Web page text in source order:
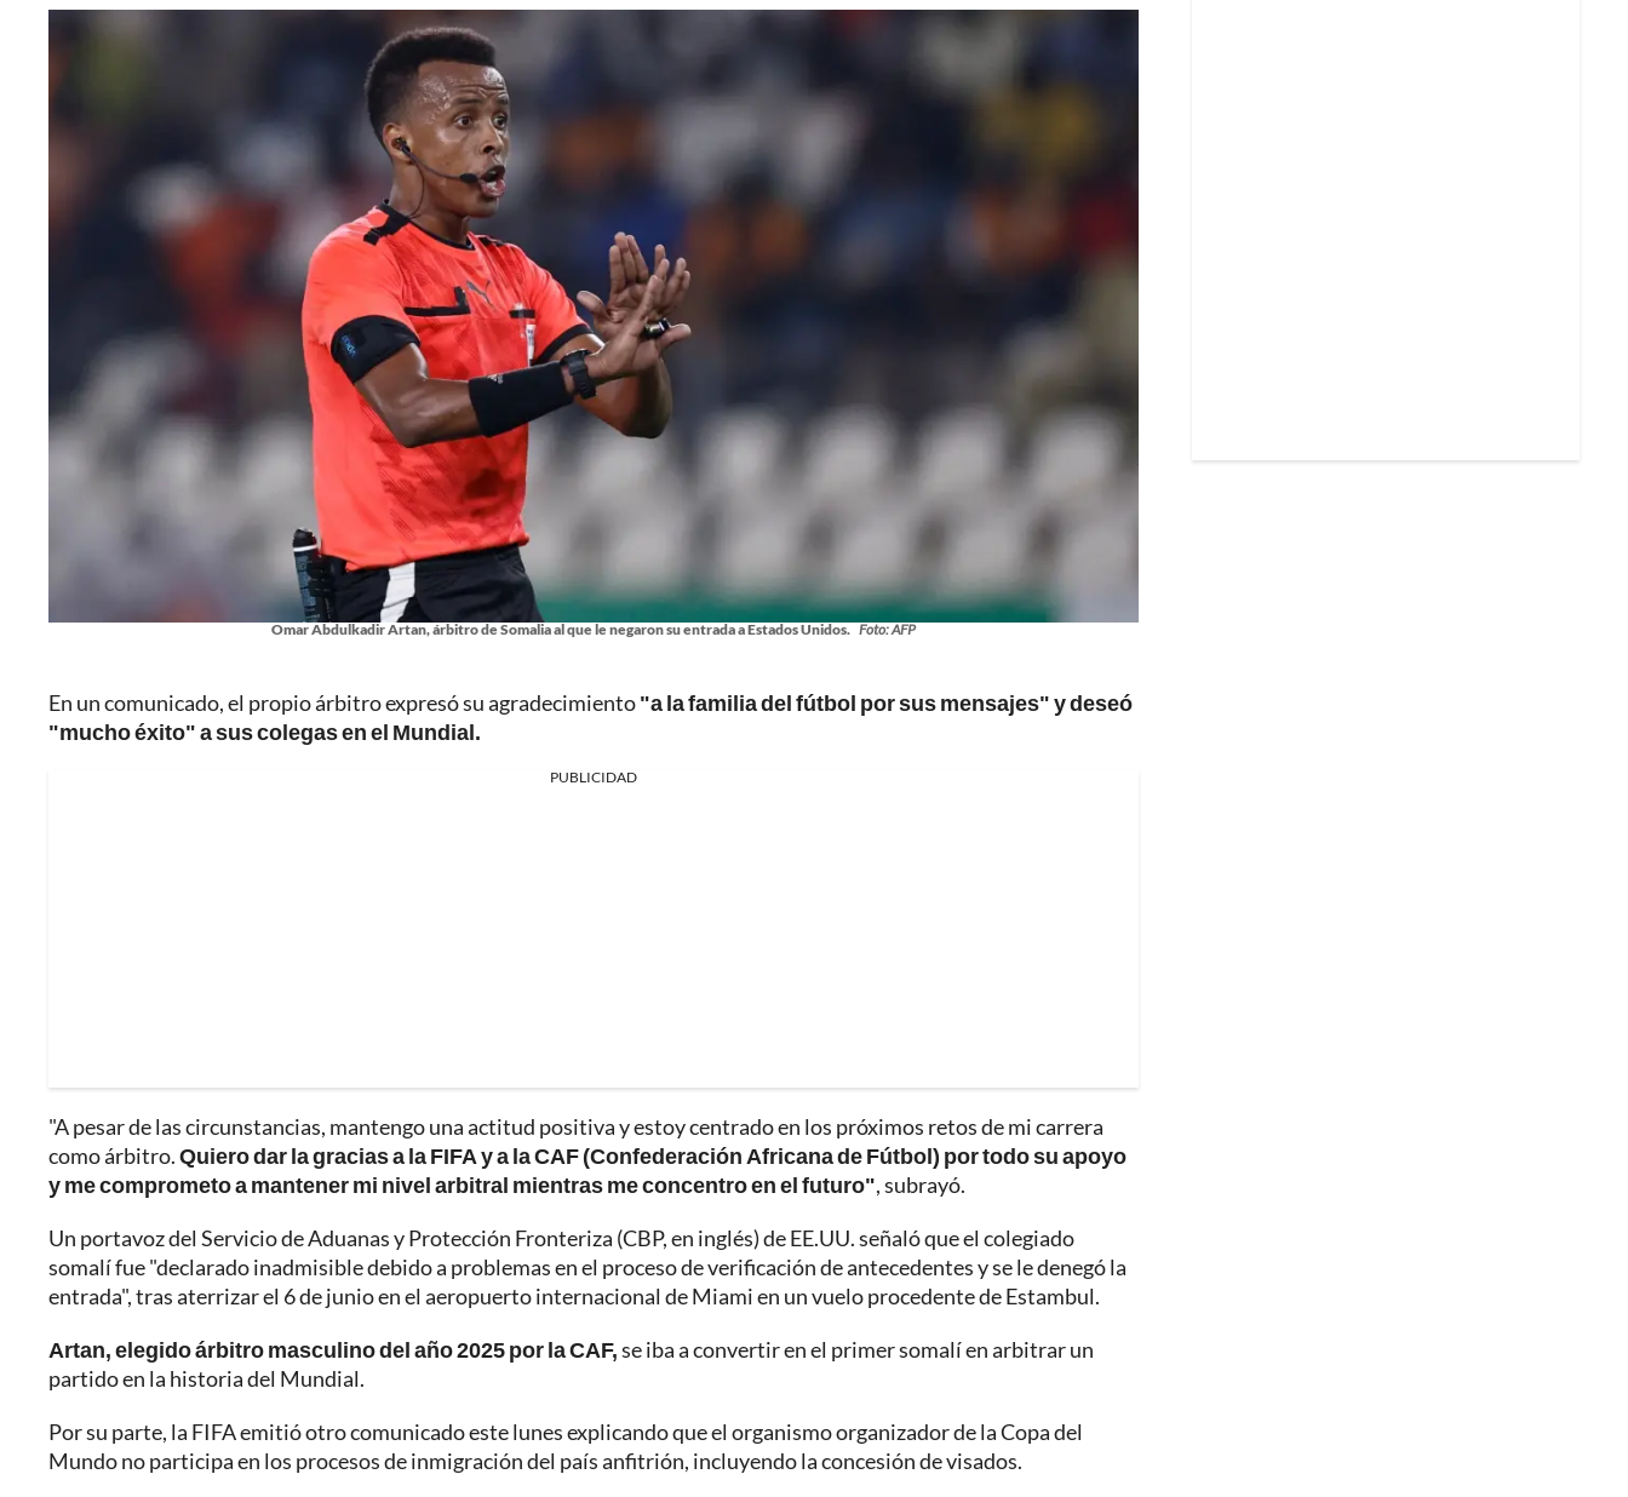
Omar Abdulkadir Artan, árbitro de Somalia al que le negaron su entrada a Estados Unidos. Foto: AFP
En un comunicado, el propio árbitro expresó su agradecimiento"a la familia del fútbol por sus mensajes" y deseó
"mucho éxito" a sus colegas en el Mundial.
PUBLICIDAD
"A pesar de las circunstancias, mantengo una actitud positiva y estoy centrado en los próximos retos de mi carrera
como árbitro.Quiero dar la gracias a la FIFA y a la CAF (Confederación Africana de Fútbol) por todo su apoyo
y me comprometo a mantener mi nivel arbitral mientras me concentro en el futuro", subrayó.
Un portavoz del Servicio de Aduanas y Protección Fronteriza (CBP, en inglés) de EE.UU. señaló que el colegiado
somalí fue "declarado inadmisible debido a problemas en el proceso de verificación de antecedentes y se le denegó la
entrada", tras aterrizar el 6 de junio en el aeropuerto internacional de Miami en un vuelo procedente de Estambul.
Artan, elegido árbitro masculino del año 2025 por la CAF,se iba a convertir en el primer somalí en arbitrar un
partido en la historia del Mundial.
Por su parte, la FIFA emitió otro comunicado este lunes explicando que el organismo organizador de la Copa del
Mundo no participa en los procesos de inmigración del país anfitrión, incluyendo la concesión de visados.